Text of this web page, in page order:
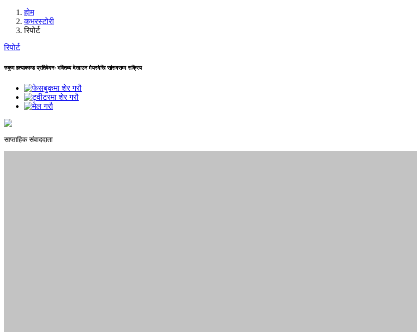
होम
कभरस्टोरी
रिपोर्ट
रिपोर्ट
रुकुम हत्याकाण्ड प्रतिवेदनः भवितव्य देखाउन मेयरदेखि सांसदसम्म सक्रिय
साप्ताहिक संवाददाता